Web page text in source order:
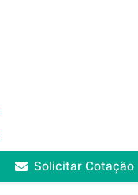
Solicitar Cotação